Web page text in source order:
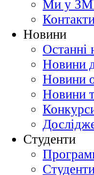
Ми у
Новини
Останні
Новини
Новини
Новини
Студенти